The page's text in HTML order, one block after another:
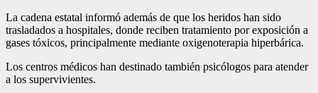
La cadena estatal informó además de que los heridos han sido
trasladados a hospitales, donde reciben tratamiento por exposición a
gases tóxicos, principalmente mediante oxigenoterapia hiperbárica.
Los centros médicos han destinado también psicólogos para atender
a los supervivientes.